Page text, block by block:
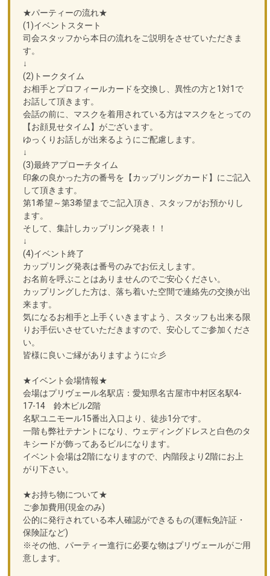
★パーティーの流れ★
(1)イベントスタート
司会スタッフから本日の流れをご説明をさせていただきま
す。
↓
(2)トークタイム
お相手とプロフィールカードを交換し、異性の方と1対1で
お話して頂きます。
会話の前に、マスクを着用されている方はマスクをとっての
【お顔見せタイム】がございます。
ゆっくりお話しが出来るようにご配慮します。
↓
(3)最終アプローチタイム
印象の良かった方の番号を【カップリングカード】にご記入
して頂きます。
第1希望～第3希望までご記入頂き、スタッフがお預かりし
ます。
そして、集計しカップリング発表！！
↓
(4)イベント終了
カップリング発表は番号のみでお伝えします。
お名前を呼ぶことはありませんのでご安心ください。
カップリングした方は、落ち着いた空間で連絡先の交換が出
来ます。
気になるお相手と上手くいきますよう、スタッフも出来る限
りお手伝いさせていただきますので、安心してご参加くださ
い。
皆様に良いご縁がありますように☆彡
★イベント会場情報★
会場はプリヴェール名駅店：愛知県名古屋市中村区名駅4-
17-14 鈴木ビル2階
名駅ユニモール15番出入口より、徒歩1分です。
一階も弊社テナントになり、ウェディングドレスと白色のタ
キシードが飾ってあるビルになります。
イベント会場は2階になりますので、内階段より2階にお上
がり下さい。
★お持ち物について★
ご参加費用(現金のみ)
公的に発行されている本人確認ができるもの(運転免許証・
保険証など)
※その他、パーティー進行に必要な物はプリヴェールがご用
意します。